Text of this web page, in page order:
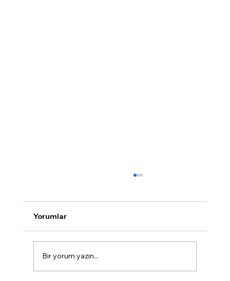
Ev tadilatında boya badana, mutfak ve
banyo yenileme, elektrik ve su tesisatı
zemin kaplamaları, ısı ve su yalıtımı gibi
Yorumlar
Bir yorum yazın...